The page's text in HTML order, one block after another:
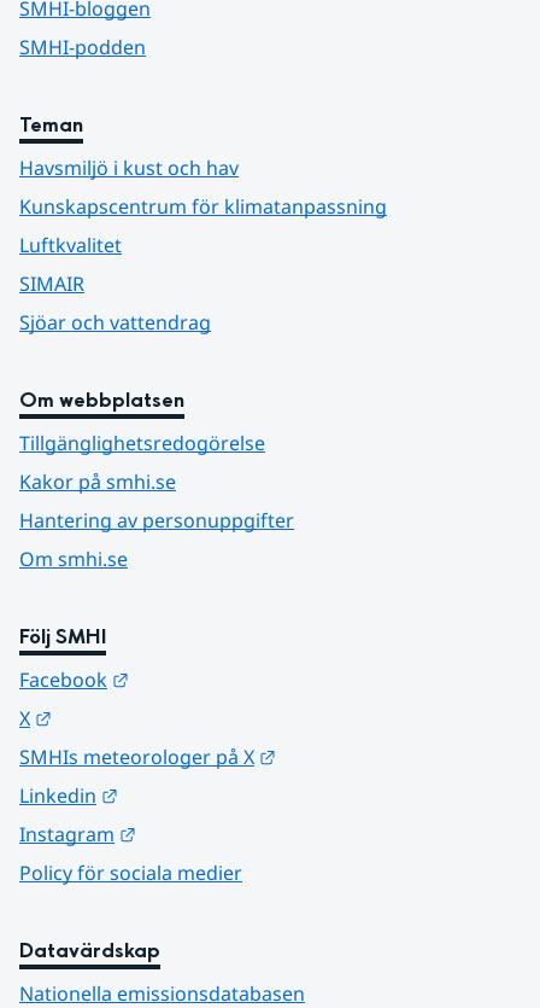
SMHI-bloggen
SMHI-podden
Teman
Havsmiljö i kust och hav
Kunskapscentrum för klimatanpassning
Luftkvalitet
SIMAIR
Sjöar och vattendrag
Om webbplatsen
Tillgänglighetsredogörelse
Kakor på smhi.se
Hantering av personuppgifter
Om smhi.se
Följ SMHI
Facebook
X
SMHIs meteorologer på X
Linkedin
Instagram
Policy för sociala medier
Datavärdskap
Nationella emissionsdatabasen